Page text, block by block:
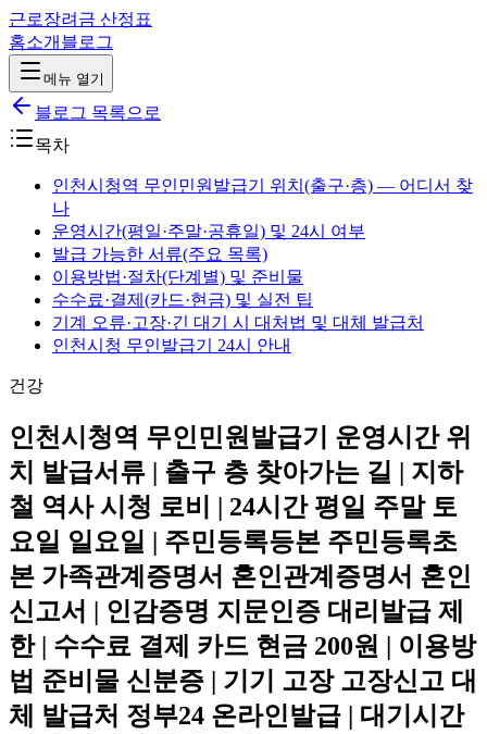
근로장려금 산정표
홈소개 블로그
메뉴 열기
블로그 목록으로
목차
인천시청역 무인민원발급기 위치(출구·층) — 어디서 찾
나
운영시간(평일·주말·공휴일) 및 24시 여부
발급 가능한 서류(주요 목록)
이용방법·절차(단계별) 및 준비물
수수료·결제(카드·현금) 및 실전 팁
기계 오류·고장·긴 대기 시 대처법 및 대체 발급처
인천시청 무인발급기 24시 안내
건강
인천시청역 무인민원발급기 운영시간 위
치 발급서류 | 출구 층 찾아가는 길 | 지하
철 역사 시청 로비 | 24시간 평일 주말 토
요일 일요일 | 주민등록등본 주민등록초
본 가족관계증명서 혼인관계증명서 혼인
신고서 | 인감증명 지문인증 대리발급 제
한 | 수수료 결제 카드 현금 200원 | 이용방
법 준비물 신분증 | 기기 고장 고장신고 대
체 발급처 정부24 온라인발급 | 대기시간